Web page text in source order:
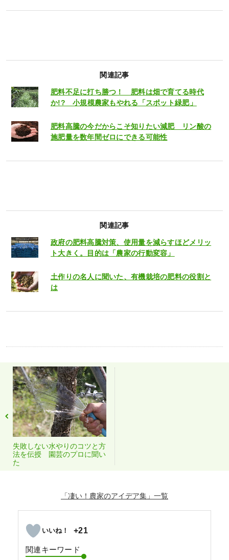
関連記事
肥料不足に打ち勝つ！ 肥料は畑で育てる時代
か!? 小規模農家もやれる「スポット緑肥」
肥料高騰の今だからこそ知りたい減肥 リン酸の
施肥量を数年間ゼロにできる可能性
関連記事
政府の肥料高騰対策、使用量を減らすほどメリッ
ト大きく。目的は「農家の行動変容」
土作りの名人に聞いた、有機栽培の肥料の役割と
は
失敗しない水やりのコツと方
法を伝授 園芸のプロに聞い
た
「凄い！農家のアイデア集」
+21
関連キーワード